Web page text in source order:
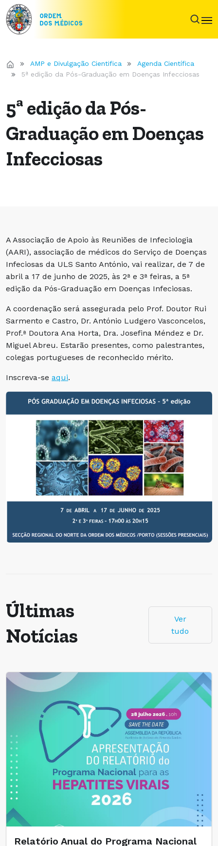
AMP e Divulgação Cientifica
Agenda Científica
5ª edição da Pós-Graduação em Doenças Infecciosas
5ª edição da Pós-
Graduação em Doenças
Infecciosas
A Associação de Apoio às Reuniões de Infeciologia
(AARI), associação de médicos do Serviço de Doenças
Infeciosas da ULS Santo António, vai realizar, de 7 de
abril a 17 de junho de 2025, às 2ª e 3ª feiras, a 5ª
edição da Pós-Graduação em Doenças Infeciosas.
A coordenação será assegurada pelo Prof. Doutor Rui
Sarmento e Castro, Dr. António Ludgero Vasconcelos,
Prof.ª Doutora Ana Horta, Dra. Josefina Méndez e Dr.
Miguel Abreu. Estarão presentes, como palestrantes,
colegas portugueses de reconhecido mérito.
Inscreva-se aqui.
Últimas
Notícias
Ver
tudo
Relatório Anual do Programa Nacional